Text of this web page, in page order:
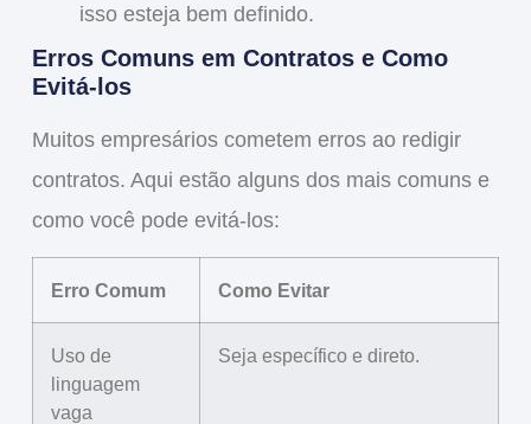
isso esteja bem definido.
Erros Comuns em Contratos e Como
Evitá-los
Muitos empresários cometem erros ao redigir
contratos. Aqui estão alguns dos mais comuns e
como você pode evitá-los:
Erro Comum Como Evitar
Uso de
linguagem
vaga
Seja específico e direto.